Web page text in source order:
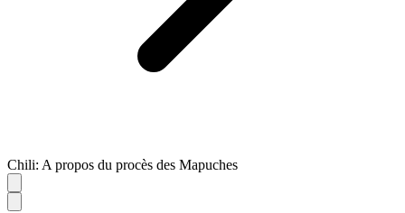
Chili: A propos du procès des Mapuches